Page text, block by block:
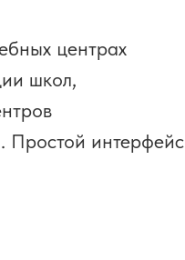
центрах
школ,
Простой интерфейс